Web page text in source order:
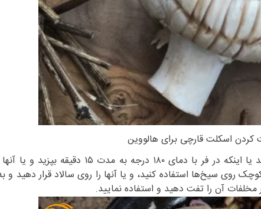
اسکلت قارچی برای هالووین
می‌توانید آنها را به این صورت بگذارید و کباب کنید یا اینکه در فر با دمای ۱۸۰ درجه به
روی سیخ‌ها استفاده کنید، و یا آنها را روی سالاد قرار دهید و
مخلفات آن را تفت دهید و استفاده نمایید.